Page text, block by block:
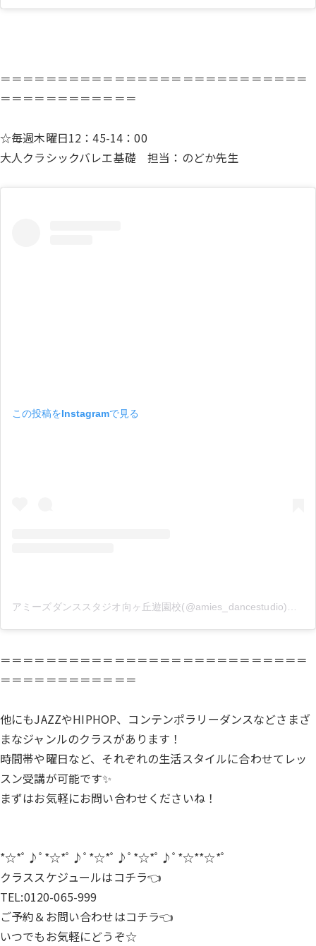
＝＝＝＝＝＝＝＝＝＝＝＝＝＝＝＝＝＝＝＝＝＝＝＝＝＝＝
＝＝＝＝＝＝＝＝＝＝＝＝
☆毎週木曜日12：45-14：00
大人クラシックバレエ基礎 担当：のどか先生
この投稿をInstagramで見る
＝＝＝＝＝＝＝＝＝＝＝＝＝＝＝＝＝＝＝＝＝＝＝＝＝＝＝
＝＝＝＝＝＝＝＝＝＝＝＝
他にもJAZZやHIPHOP、コンテンポラリーダンスなどさまざ
まなジャンルのクラスがあります！
時間帯や曜日など、それぞれの生活スタイルに合わせてレッ
スン受講が可能です✨
まずはお気軽にお問い合わせくださいね！
*☆*ﾟ♪ﾟ*☆*ﾟ♪ﾟ*☆*ﾟ♪ﾟ*☆*ﾟ♪ﾟ*☆**☆*ﾟ
クラススケジュールはコチラ👈
TEL:0120-065-999
ご予約＆お問い合わせはコチラ👈
いつでもお気軽にどうぞ☆